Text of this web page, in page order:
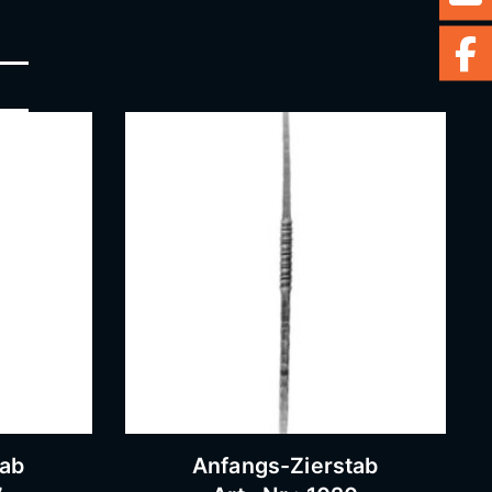
Anfangs-Zierstab